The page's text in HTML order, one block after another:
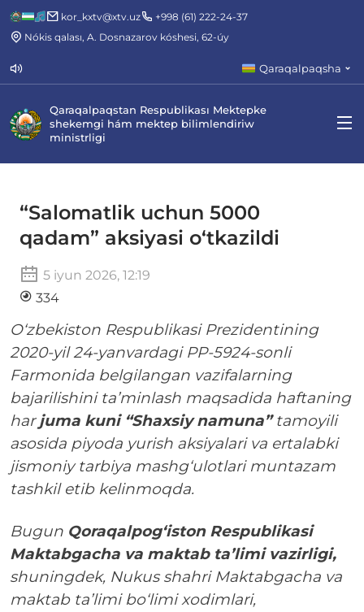
kor_kxtv@xtv.uz
+998 (61) 222-24-37
Nókis qalası, A. Dosnazarov kóshesi, 62-úy
Qaraqalpaqsha
Qaraqalpaqstan Respublikası Mektepke
shekemgi hám mektep bilimlendiriw
ministrligi
“Salomatlik uchun 5000
qadam” aksiyasi o‘tkazildi
5 iyun 2026, 12:19
334
O‘zbekiston Respublikasi Prezidentining
2020-yil 24-yanvardagi PP-5924-sonli
Farmonida belgilangan vazifalarning
bajarilishini ta’minlash maqsadida haftaning
harjuma kuni “Shaxsiy namuna”tamoyili
asosida piyoda yurish aksiyalari va ertalabki
jismoniy tarbiya mashg‘ulotlari muntazam
tashkil etib kelinmoqda.
Bugun Qoraqalpog‘iston Respublikasi
Maktabgacha va maktab ta’limi vazirligi,
shuningdek, Nukus shahri Maktabgacha va
maktab ta’limi bo‘limi xodimlari,